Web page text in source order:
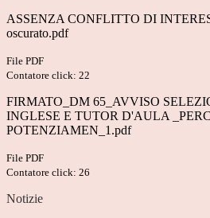
ASSENZA CONFLITTO DI
oscurato.pdf
File PDF
Contatore click: 22
FIRMATO_DM 65_AVVISO
INGLESE E TUTOR D'AULA
POTENZIAMEN_1.pdf
File PDF
Contatore click: 26
Notizie